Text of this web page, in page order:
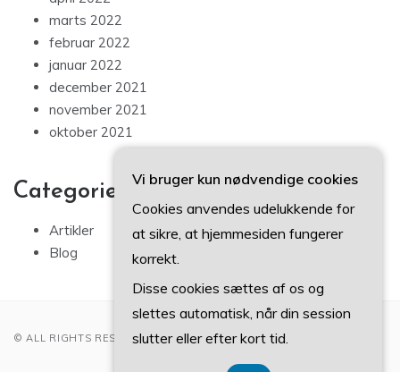
marts 2022
februar 2022
januar 2022
december 2021
november 2021
oktober 2021
Categories
Artikler
Blog
© ALL RIGHTS RESERVED 2022
Vi bruger kun nødvendige cookies
Cookies anvendes udelukkende for
at sikre, at hjemmesiden fungerer
korrekt.
Disse cookies sættes af os og
slettes automatisk, når din session
slutter eller efter kort tid.